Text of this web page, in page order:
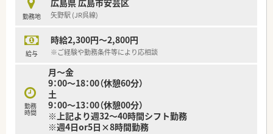
■8店舗中、8店舗で地域体制加算2が取得しています。
■健康教室や健康イベントで地域の健康づくりに貢献していま
■食を通して健康を考える活動も取り組んでいます。
■Wワークを探している方
■幅広い処方箋を勉強したい方
気になる方はお気軽にお問い合わせください♪
勤務地
広島県 広島市安芸区
矢野駅 (JR呉線)
給与
時給2,300円～2,800円
※ご経験や勤務条件等により応相談
勤務
時間
月～金
9：00～18：00（休憩60分）
土
9：00～13：00（休憩00分）
※上記より週32～40時間シフト勤務
※週4日or5日×8時間勤務